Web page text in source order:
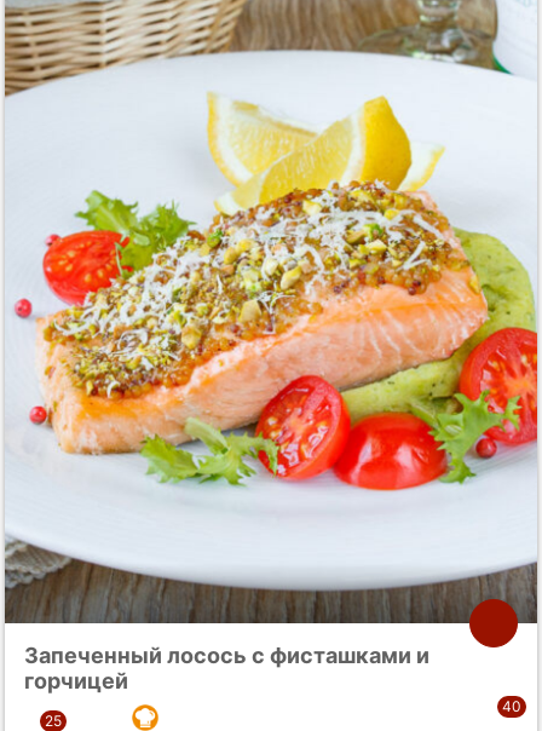
Запеченный лосось с фисташками и
горчицей